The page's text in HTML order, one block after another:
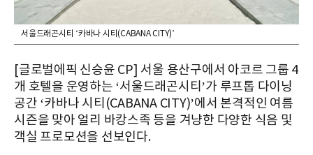
서울드래곤시티 ‘카바나 시티(CABANA CITY)’
[글로벌에픽 신승윤 CP] 서울 용산구에서 아코르 그룹 4
개 호텔을 운영하는 ‘서울드래곤시티’가 루프톱 다이닝
공간 ‘카바나 시티(CABANA CITY)’에서 본격적인 여름
시즌을 맞아 얼리 바캉스족 등을 겨냥한 다양한 식음 및
객실 프로모션을 선보인다.